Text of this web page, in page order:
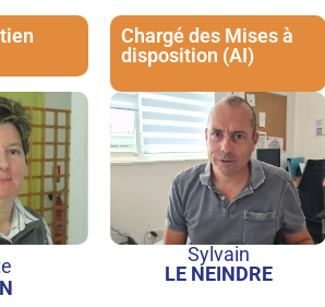
Chargé des Mises à
disposition (AI)
Sylvain
LE NEINDRE